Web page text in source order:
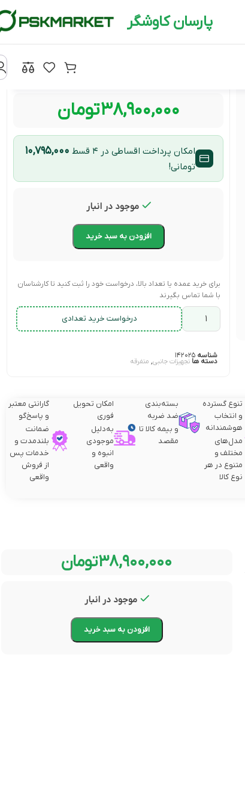
پارسان کاوشگر
۳۸,۹۰۰,۰۰۰تومان
امکان پرداخت اقساطی در ۴ قسط ۱۰,۷۹۵,۰۰۰
تومانی!
موجود در انبار
افزودن به سبد خرید
برای خرید عمده یا تعداد بالا، درخواست خود را ثبت کنید تا کارشناسان
با شما تماس بگیرند
درخواست خرید تعدادی
شناسه ۱۴۲۰۲۵
دسته ها تجهیزات جانبی, متفرقه
تنوع گسترده
و انتخاب
هوشمندانه
مدل‌های
مختلف و
متنوع در هر
نوع کالا
بسته‌بندی
ضد ضربه
و بیمه کالا تا
مقصد
امکان تحویل
فوری
به‌دلیل
موجودی
انبوه و
واقعی
گارانتی معتبر
و پاسخ‌گو
ضمانت
بلندمدت و
خدمات پس
از فروش
واقعی
۳۸,۹۰۰,۰۰۰تومان
موجود در انبار
افزودن به سبد خرید